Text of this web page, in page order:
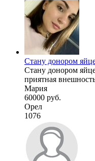
Стану донором
Стану донором
приятная
Мария
60000 руб.
Орел
1076